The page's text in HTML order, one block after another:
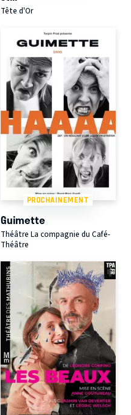
Tête d'Or
PROCHAINEMENT
Guimette
Théâtre La compagnie du Café-
Théâtre